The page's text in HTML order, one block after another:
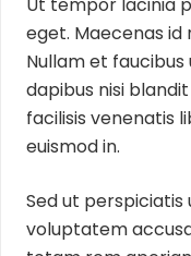
eget. Maecenas
Nullam et
dapibus nisi
facilisis venenatis
euismod in.
Sed ut perspiciatis
voluptatem